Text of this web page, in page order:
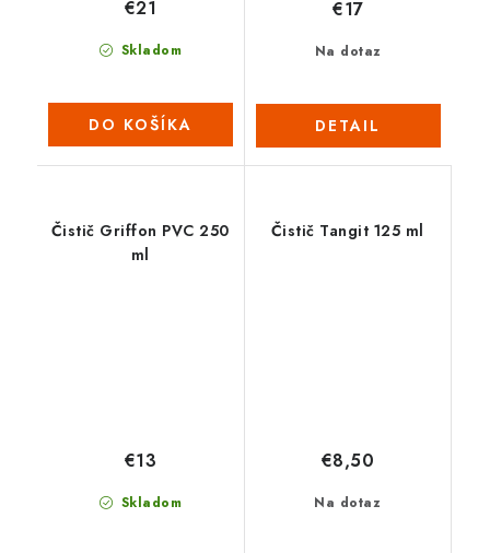
Skladom
€21
DO KOŠÍKA
Na dotaz
€17
DETAIL
Čistič Griffon PVC 250
ml
Skladom
€13
Čistič Tangit 125 ml
Na dotaz
€8,50